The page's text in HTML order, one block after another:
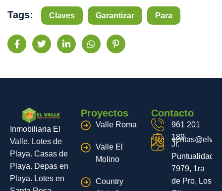
Tags: Claves Garantizar Para
Inmobiliaria El
Valle. Lotes de
Playa. Casas de
Playa. Depas en
Playa. Lotes en
Proyectos
Valle Roma
Valle El
Molino
Country
Contacto
961 201
189
Jr.
Puntualidad
7979, 1ra
de Pro, Los